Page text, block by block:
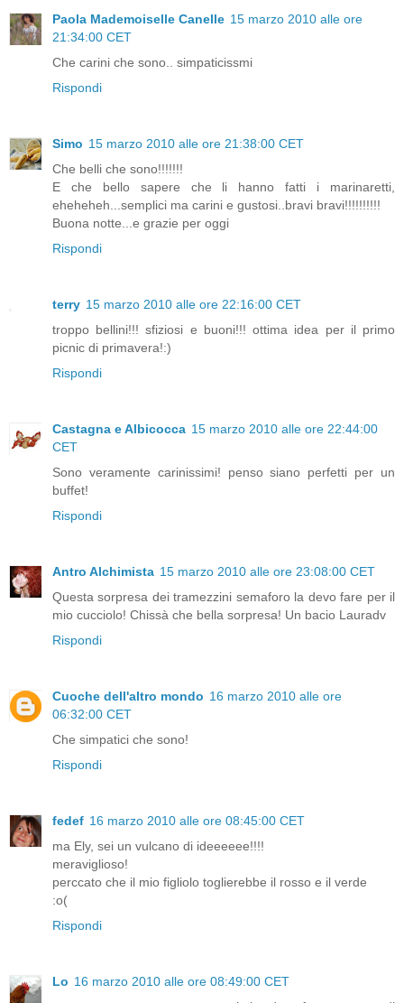
Paola Mademoiselle Canelle 15 marzo 2010 alle ore
21:34:00 CET
Che carini che sono.. simpaticissmi
Rispondi
Simo 15 marzo 2010 alle ore 21:38:00 CET
Che belli che sono!!!!!!!
E che bello sapere che li hanno fatti i marinaretti,
eheheheh...semplici ma carini e gustosi..bravi bravi!!!!!!!!!!
Buona notte...e grazie per oggi
Rispondi
terry 15 marzo 2010 alle ore 22:16:00 CET
troppo bellini!!! sfiziosi e buoni!!! ottima idea per il primo
picnic di primavera!:)
Rispondi
Castagna e Albicocca 15 marzo 2010 alle ore 22:44:00
CET
Sono veramente carinissimi! penso siano perfetti per un
buffet!
Rispondi
Antro Alchimista 15 marzo 2010 alle ore 23:08:00 CET
Questa sorpresa dei tramezzini semaforo la devo fare per il
mio cucciolo! Chissà che bella sorpresa! Un bacio Lauradv
Rispondi
Cuoche dell'altro mondo 16 marzo 2010 alle ore
06:32:00 CET
Che simpatici che sono!
Rispondi
fedef 16 marzo 2010 alle ore 08:45:00 CET
ma Ely, sei un vulcano di ideeeeee!!!!
meraviglioso!
perccato che il mio figliolo toglierebbe il rosso e il verde
:o(
Rispondi
Lo 16 marzo 2010 alle ore 08:49:00 CET